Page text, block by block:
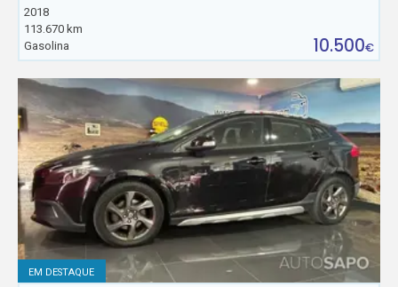
2018
113.670 km
Gasolina
10.500€
EM DESTAQUE